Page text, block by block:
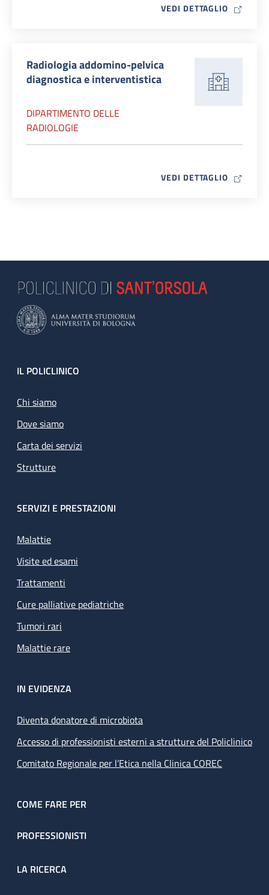
VEDI DETTAGLIO MAP ICON
Radiologia addomino-pelvica
diagnostica e interventistica
DIPARTIMENTO DELLE
RADIOLOGIE
VEDI DETTAGLIO MAP ICON
Footer
IL POLICLINICO
Chi siamo
Dove siamo
Carta dei servizi
Strutture
SERVIZI E PRESTAZIONI
Malattie
Visite ed esami
Trattamenti
Cure palliative pediatriche
Tumori rari
Malattie rare
IN EVIDENZA
Diventa donatore di microbiota
Accesso di professionisti esterni a strutture del Policlinico
Comitato Regionale per l’Etica nella Clinica COREC
COME FARE PER
PROFESSIONISTI
LA RICERCA